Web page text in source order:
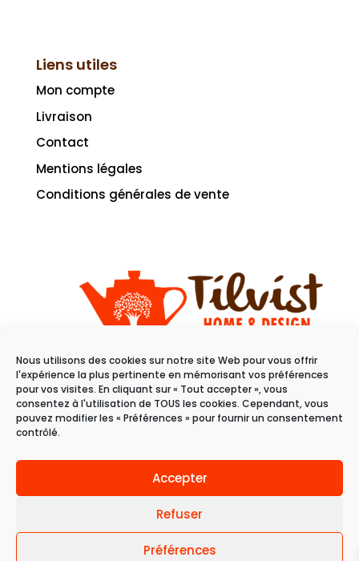
Nous utilisons des cookies sur notre site Web pour vous offrir
l'expérience la plus pertinente en mémorisant vos préférences
pour vos visites. En cliquant sur « Tout accepter », vous
consentez à l'utilisation de TOUS les cookies. Cependant, vous
pouvez modifier les « Préférences » pour fournir un consentement
contrôlé.
Accepter
Refuser
Préférences
Liens utiles
Mon compte
Livraison
Contact
Mentions légales
Conditions générales de vente
11 rue du raisin
68100 Mulhouse
Du mardi au samedi